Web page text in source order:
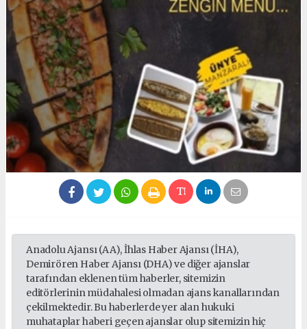
Anadolu Ajansı (AA), İhlas Haber Ajansı (İHA),
Demirören Haber Ajansı (DHA) ve diğer ajanslar
tarafından eklenen tüm haberler, sitemizin
editörlerinin müdahalesi olmadan ajans kanallarından
çekilmektedir. Bu haberlerde yer alan hukuki
muhataplar haberi geçen ajanslar olup sitemizin hiç